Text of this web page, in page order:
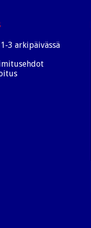
3 arkipäivässä